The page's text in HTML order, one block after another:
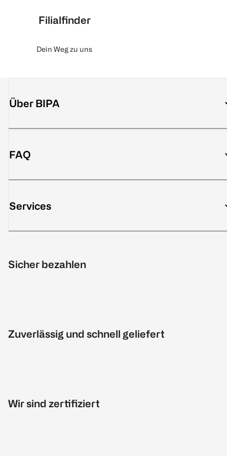
Filialfinder
Dein Weg zu uns
Über BIPA
FAQ
Services
Sicher bezahlen
Zuverlässig und schnell geliefert
Wir sind zertifiziert